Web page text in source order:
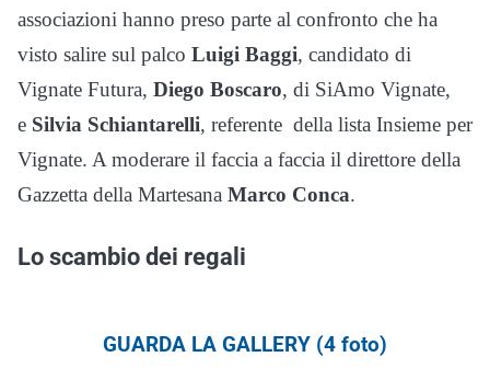
associazioni hanno preso parte al confronto che ha
visto salire sul palco Luigi Baggi, candidato di
Vignate Futura, Diego Boscaro, di SiAmo Vignate,
e Silvia Schiantarelli, referente della lista Insieme per
Vignate. A moderare il faccia a faccia il direttore della
Gazzetta della Martesana Marco Conca.
Lo scambio dei regali
GUARDA LA GALLERY (4 foto)